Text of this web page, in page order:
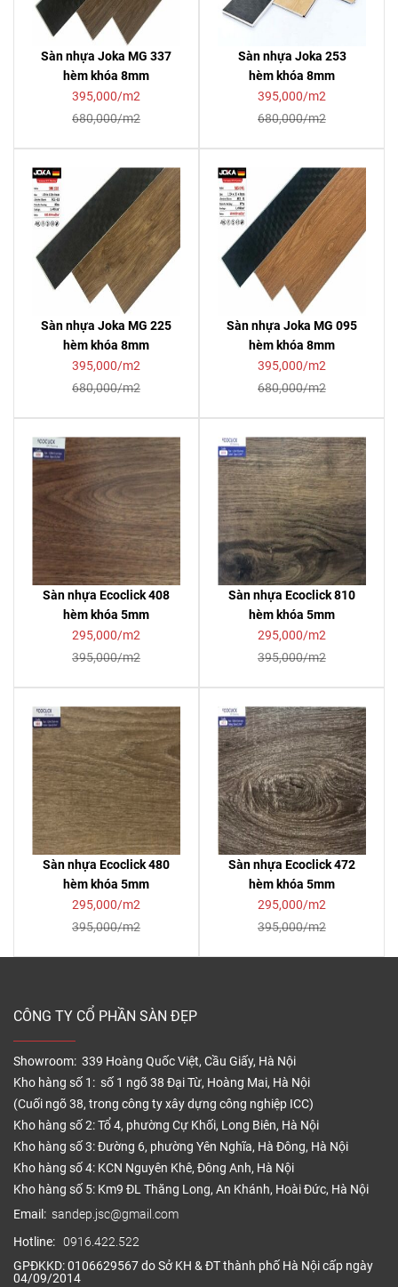
Sàn nhựa Joka MG 337
hèm khóa 8mm
395,000/m2
680,000/m2
Sàn nhựa Joka 253
hèm khóa 8mm
395,000/m2
680,000/m2
Sàn nhựa Joka MG 225
hèm khóa 8mm
395,000/m2
680,000/m2
Sàn nhựa Joka MG 095
hèm khóa 8mm
395,000/m2
680,000/m2
Sàn nhựa Ecoclick 408
hèm khóa 5mm
295,000/m2
395,000/m2
Sàn nhựa Ecoclick 810
hèm khóa 5mm
295,000/m2
395,000/m2
Sàn nhựa Ecoclick 480
hèm khóa 5mm
295,000/m2
395,000/m2
Sàn nhựa Ecoclick 472
hèm khóa 5mm
295,000/m2
395,000/m2
CÔNG TY CỔ PHẦN SÀN ĐẸP
Showroom: 339 Hoàng Quốc Việt, Cầu Giấy, Hà Nội
Kho hàng số 1: số 1 ngõ 38 Đại Từ, Hoàng Mai, Hà Nội
(Cuối ngõ 38, trong công ty xây dựng công nghiệp ICC)
Kho hàng số 2: Tổ 4, phường Cự Khối, Long Biên, Hà Nội
Kho hàng số 3: Đường 6, phường Yên Nghĩa, Hà Đông, Hà Nội
Kho hàng số 4: KCN Nguyên Khê, Đông Anh, Hà Nội
Kho hàng số 5: Km9 ĐL Thăng Long, An Khánh, Hoài Đức, Hà Nội
Email: sandep.jsc@gmail.com
Hotline: 0916.422.522
GPĐKKD: 0106629567 do Sở KH & ĐT thành phố Hà Nội cấp ngày
04/09/2014